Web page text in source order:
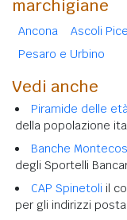
marchigiane
Ancona Ascoli
Pesaro e Urbino
Vedi anche
Piramide delle
della popolazione
Banche
degli Sportelli
CAP Spinetoli il
per gli indirizzi